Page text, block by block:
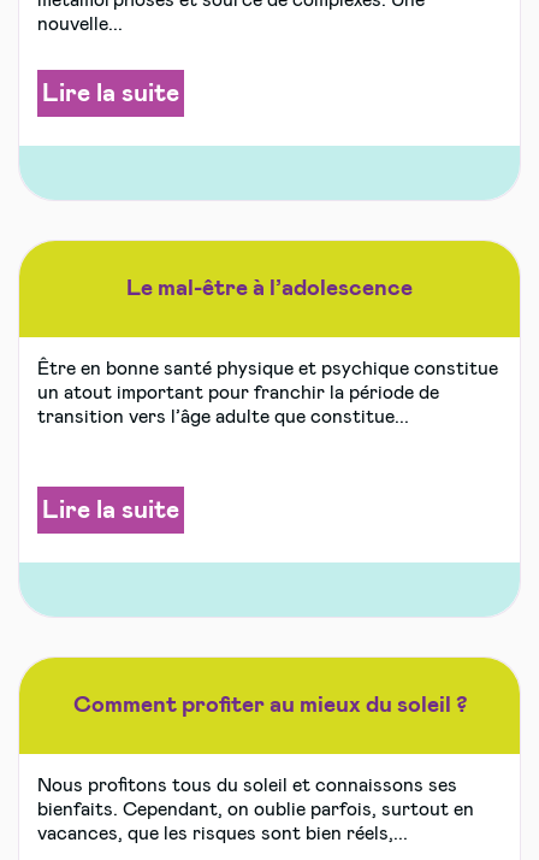
nouvelle...
Lire la suite
Le mal-être à l’adolescence
Être en bonne santé physique et psychique constitue
un atout important pour franchir la période de
transition vers l’âge adulte que constitue...
Lire la suite
Comment profiter au mieux du soleil ?
Nous profitons tous du soleil et connaissons ses
bienfaits. Cependant, on oublie parfois, surtout en
vacances, que les risques sont bien réels,...